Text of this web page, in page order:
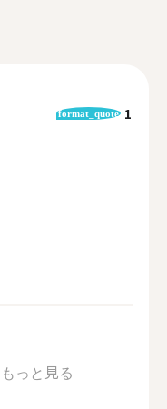
format_quote 1
もっと見る